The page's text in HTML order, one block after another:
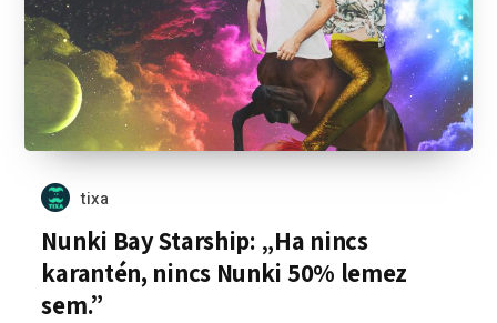
tixa
Nunki Bay Starship: „Ha nincs
karantén, nincs Nunki 50% lemez
sem.”